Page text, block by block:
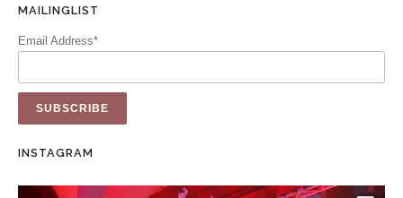
MAILINGLIST
Email Address*
INSTAGRAM